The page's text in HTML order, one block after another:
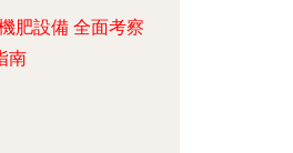
肥設備 全面考察
南